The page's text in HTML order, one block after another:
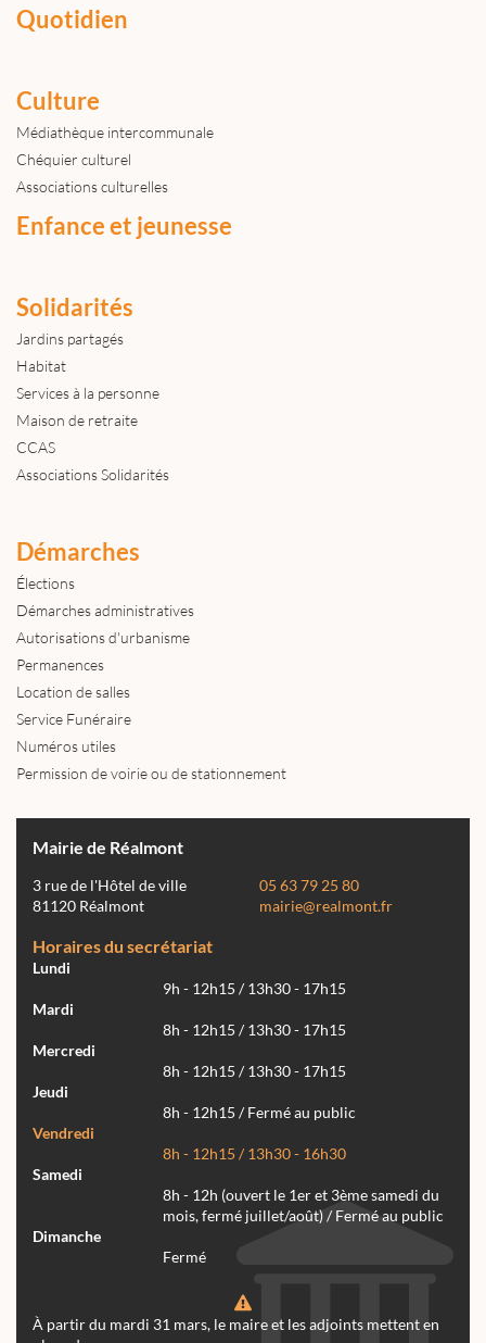
Quotidien
Culture
Médiathèque intercommunale
Chéquier culturel
Associations culturelles
Enfance et jeunesse
Solidarités
Jardins partagés
Habitat
Services à la personne
Maison de retraite
CCAS
Associations Solidarités
Démarches
Élections
Démarches administratives
Autorisations d'urbanisme
Permanences
Location de salles
Service Funéraire
Numéros utiles
Permission de voirie ou de stationnement
Mairie de Réalmont
3 rue de l'Hôtel de ville
81120 Réalmont
05 63 79 25 80
mairie@realmont.fr
Horaires du secrétariat
Lundi
9h - 12h15 / 13h30 - 17h15
Mardi
8h - 12h15 / 13h30 - 17h15
Mercredi
8h - 12h15 / 13h30 - 17h15
Jeudi
8h - 12h15 / Fermé au public
Vendredi
8h - 12h15 / 13h30 - 16h30
Samedi
8h - 12h (ouvert le 1er et 3ème samedi du
mois, fermé juillet/août) / Fermé au public
Dimanche
Fermé
À partir du mardi 31 mars, le maire et les adjoints mettent en